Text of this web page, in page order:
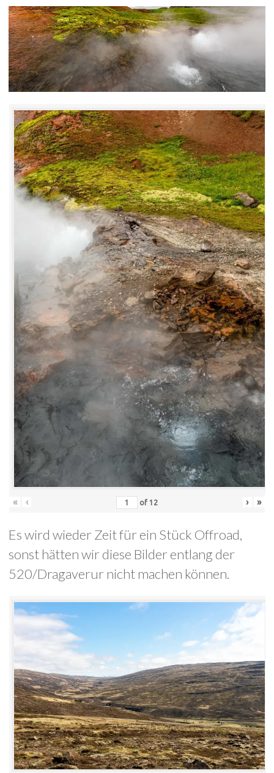
« ‹ of 12 › »
Es wird wieder Zeit für ein Stück Offroad,
sonst hätten wir diese Bilder entlang der
520/Dragaverur nicht machen können.